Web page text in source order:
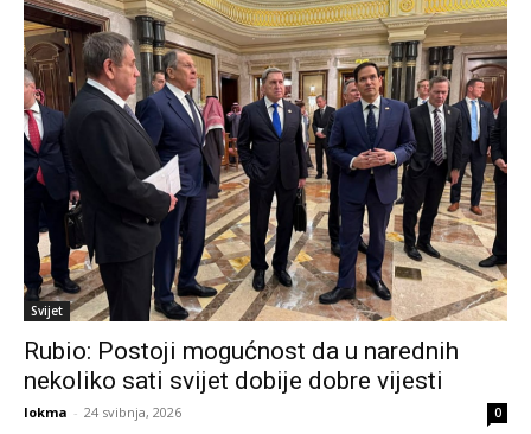
Svijet
Rubio: Postoji mogućnost da u narednih
nekoliko sati svijet dobije dobre vijesti
lokma - 24 svibnja, 2026 0